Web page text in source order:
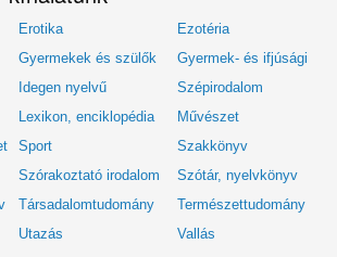
Erotika
Ezotéria
Gyermekek és szülők
Gyermek- és ifjúsági
Idegen nyelvű
Szépirodalom
Lexikon, enciklopédia
Művészet
Sport
Szakkönyv
Szórakoztató irodalom
Szótár, nyelvkönyv
Társadalomtudomány
Természettudomány
Utazás
Vallás